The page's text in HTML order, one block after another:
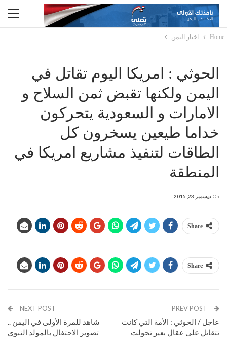
Home اخبار اليمن
الحوثي : امريكا اليوم تقاتل في
اليمن ولكنها تقبض ثمن السلاح و
الامارات و السعودية يتحركون
خداما طيعين يسخرون كل
الطاقات لتنفيذ مشاريع امريكا في
المنطقة
On ديسمبر 23, 2015
Share
Share
عاجل / الحوثي : الأمة التي كانت
تتقاتل على عقال بعير تحولت
NEXT POST
شاهد للمرة الأولى في اليمن ..
تصوير الاحتفال بالمولد النبوي